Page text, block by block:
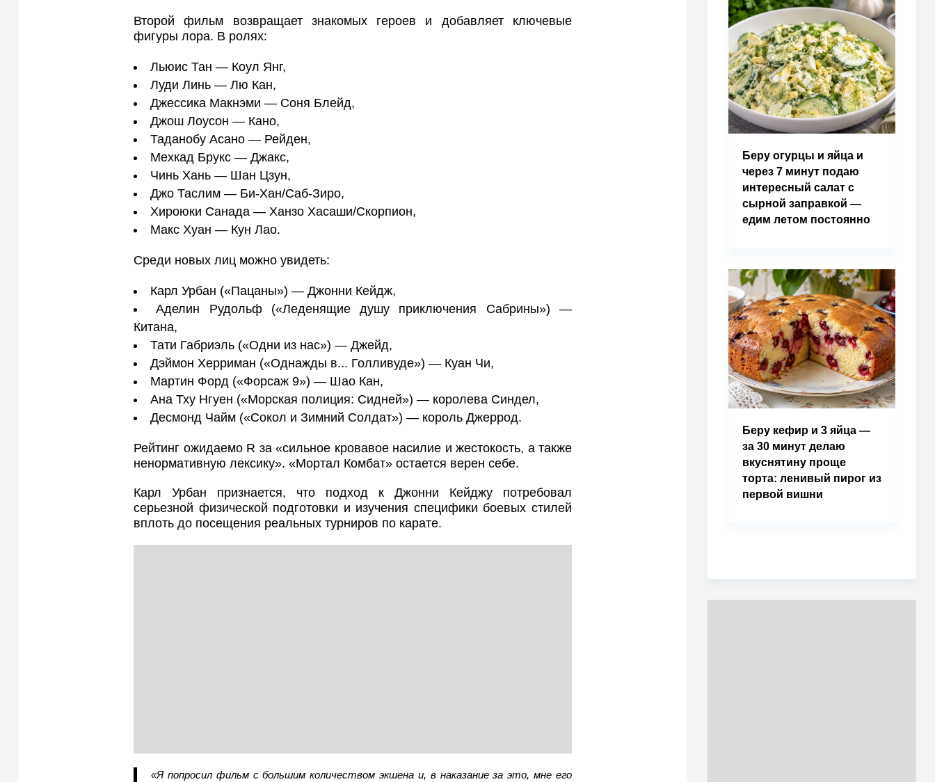
Второй фильм возвращает знакомых героев и добавляет ключевые
фигуры лора. В ролях:
Льюис Тан — Коул Янг,
Луди Линь — Лю Кан,
Джессика Макнэми — Соня Блейд,
Джош Лоусон — Кано,
Таданобу Асано — Рейден,
Мехкад Брукс — Джакс,
Чинь Хань — Шан Цзун,
Джо Таслим — Би-Хан/Саб-Зиро,
Хироюки Санада — Ханзо Хасаши/Скорпион,
Макс Хуан — Кун Лао.
Среди новых лиц можно увидеть:
Карл Урбан («Пацаны») — Джонни Кейдж,
Аделин Рудольф («Леденящие душу приключения Сабрины») —
Китана,
Тати Габриэль («Одни из нас») — Джейд,
Дэймон Херриман («Однажды в... Голливуде») — Куан Чи,
Мартин Форд («Форсаж 9») — Шао Кан,
Ана Тху Нгуен («Морская полиция: Сидней») — королева Синдел,
Десмонд Чайм («Сокол и Зимний Солдат») — король Джеррод.
Рейтинг ожидаемо R за «сильное кровавое насилие и жестокость, а также
ненормативную лексику». «Мортал Комбат» остается верен себе.
Карл Урбан признается, что подход к Джонни Кейджу потребовал
серьезной физической подготовки и изучения специфики боевых стилей
вплоть до посещения реальных турниров по карате.
«Я попросил фильм с большим количеством экшена и, в наказание за это, мне его
Беру огурцы и яйца и
через 7 минут подаю
интересный салат с
сырной заправкой —
едим летом постоянно
Беру кефир и 3 яйца —
за 30 минут делаю
вкуснятину проще
торта: ленивый пирог из
первой вишни